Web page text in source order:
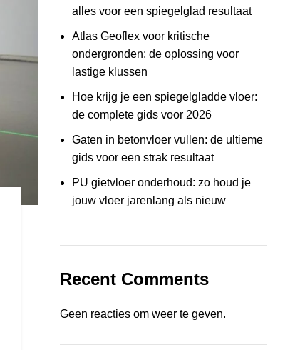
alles voor een spiegelglad resultaat
Atlas Geoflex voor kritische
ondergronden: de oplossing voor
lastige klussen
Hoe krijg je een spiegelgladde vloer:
de complete gids voor 2026
Gaten in betonvloer vullen: de ultieme
gids voor een strak resultaat
PU gietvloer onderhoud: zo houd je
jouw vloer jarenlang als nieuw
Recent Comments
Geen reacties om weer te geven.